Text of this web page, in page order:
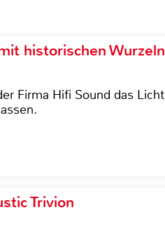
historischen Wurzeln
Firma Hifi Sound das Licht
Trivion